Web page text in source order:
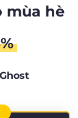
mùa hè